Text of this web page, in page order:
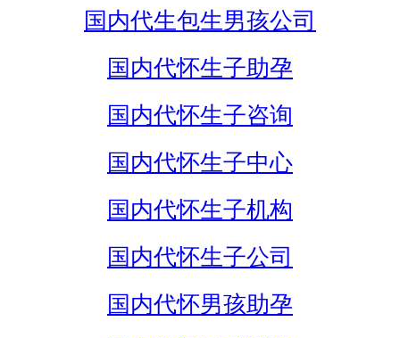
国内代生包生男孩公司
国内代怀生子助孕
国内代怀生子咨询
国内代怀生子中心
国内代怀生子机构
国内代怀生子公司
国内代怀男孩助孕